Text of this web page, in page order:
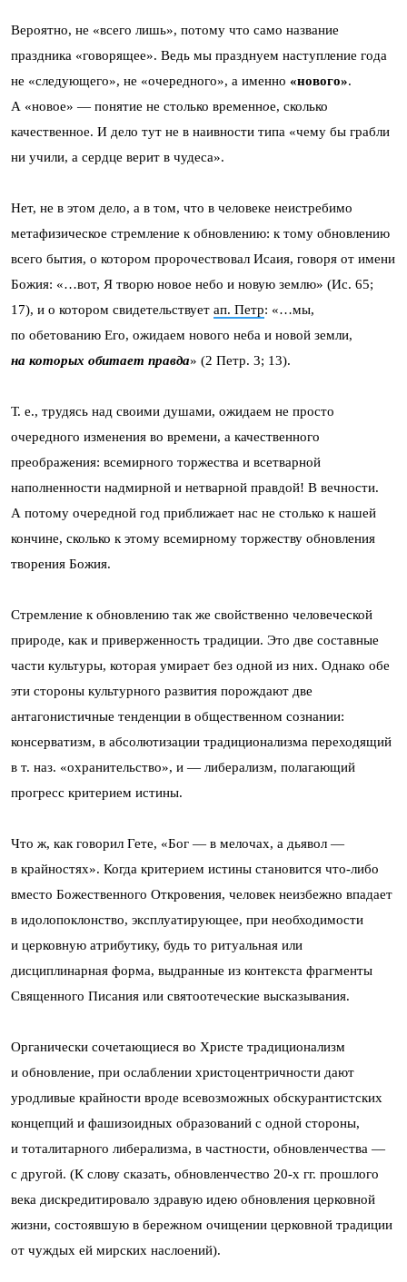
Вероятно, не «всего лишь», потому что само название
праздника «говорящее». Ведь мы празднуем наступление года
не «следующего», не «очередного», а именно «нового».
А «новое» — понятие не столько временное, сколько
качественное. И дело тут не в наивности типа «чему бы грабли
ни учили, а сердце верит в чудеса».
Нет, не в этом дело, а в том, что в человеке неистребимо
метафизическое стремление к обновлению: к тому обновлению
всего бытия, о котором пророчествовал Исаия, говоря от имени
Божия: «…вот, Я творю новое небо и новую землю» (Ис. 65;
17), и о котором свидетельствует ап. Петр: «…мы,
по обетованию Его, ожидаем нового неба и новой земли,
на которых обитает правда» (2 Петр. 3; 13).
Т. е., трудясь над своими душами, ожидаем не просто
очередного изменения во времени, а качественного
преображения: всемирного торжества и всетварной
наполненности надмирной и нетварной правдой! В вечности.
А потому очередной год приближает нас не столько к нашей
кончине, сколько к этому всемирному торжеству обновления
творения Божия.
Стремление к обновлению так же свойственно человеческой
природе, как и приверженность традиции. Это две составные
части культуры, которая умирает без одной из них. Однако обе
эти стороны культурного развития порождают две
антагонистичные тенденции в общественном сознании:
консерватизм, в абсолютизации традиционализма переходящий
в т. наз. «охранительство», и — либерализм, полагающий
прогресс критерием истины.
Что ж, как говорил Гете, «Бог — в мелочах, а дьявол —
в крайностях». Когда критерием истины становится что-либо
вместо Божественного Откровения, человек неизбежно впадает
в идолопоклонство, эксплуатирующее, при необходимости
и церковную атрибутику, будь то ритуальная или
дисциплинарная форма, выдранные из контекста фрагменты
Священного Писания или святоотеческие высказывания.
Органически сочетающиеся во Христе традиционализм
и обновление, при ослаблении христоцентричности дают
уродливые крайности вроде всевозможных обскурантистских
концепций и фашизоидных образований с одной стороны,
и тоталитарного либерализма, в частности, обновленчества —
с другой. (К слову сказать, обновленчество 20-х гг. прошлого
века дискредитировало здравую идею обновления церковной
жизни, состоявшую в бережном очищении церковной традиции
от чуждых ей мирских наслоений).